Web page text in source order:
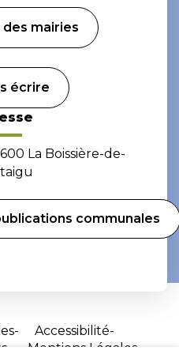
mairies
écrire
La Boissière-de-
communales
Accessibilité
Mentions Légales